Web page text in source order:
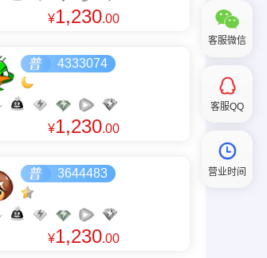
¥1,230.00
4333074
¥1,230.00
3644483
¥1,230.00
客服微信
客服QQ
营业时间